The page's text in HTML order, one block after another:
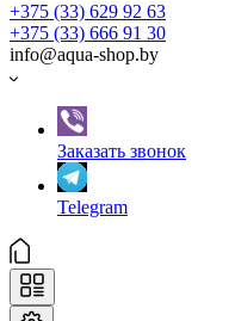
+375 (33) 629 92 63
+375 (33) 666 91 30
info@aqua-shop.by
Заказать звонок
Telegram